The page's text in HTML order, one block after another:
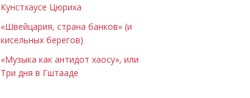
Кунстхаусе Цюриха
«Швейцария, страна банков» (и
кисельных берегов)
«Музыка как антидот хаосу», или
Три дня в Гштааде